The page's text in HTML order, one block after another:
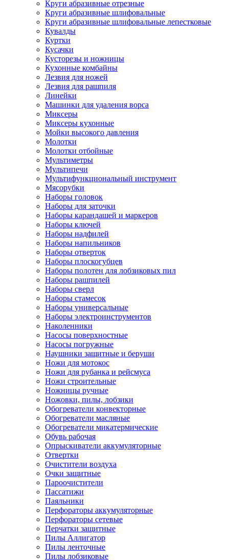
Круги абразивные отрезные
Круги абразивные шлифовальные
Круги абразивные шлифовальные лепестковые
Кувалды
Куртки
Кусачки
Кусторезы и ножницы
Кухонные комбайны
Лезвия для ножей
Лезвия для рашпиля
Линейки
Машинки для удаления ворса
Миксеры
Миксеры кухонные
Мойки высокого давления
Молотки
Молотки отбойные
Мультиметры
Мультипечи
Мультифункциональный инструмент
Мясорубки
Наборы головок
Наборы для заточки
Наборы карандашей и маркеров
Наборы ключей
Наборы надфилей
Наборы напильников
Наборы отверток
Наборы плоскогубцев
Наборы полотен для лобзиковых пил
Наборы рашпилей
Наборы сверл
Наборы стамесок
Наборы универсальные
Наборы электроинструментов
Наколенники
Насосы поверхностные
Насосы погружные
Наушники защитные и беруши
Ножи для мотокос
Ножи для рубанка и рейсмуса
Ножи строительные
Ножницы ручные
Ножовки, пилы, лобзики
Обогреватели конвекторные
Обогреватели масляные
Обогреватели микатермические
Обувь рабочая
Опрыскиватели аккумуляторные
Отвертки
Очистители воздуха
Очки защитные
Пароочистители
Пассатижи
Паяльники
Перфораторы аккумуляторные
Перфораторы сетевые
Перчатки защитные
Пилы Аллигатор
Пилы ленточные
Пилы лобзиковые